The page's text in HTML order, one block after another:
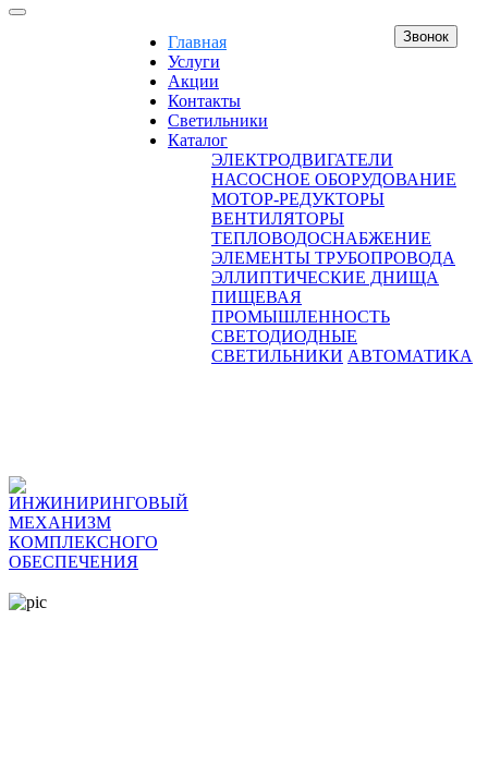
Главная
Услуги
Акции
Контакты
Светильники
Каталог
ЭЛЕКТРОДВИГАТЕЛИ
НАСОСНОЕ ОБОРУДОВАНИЕ
МОТОР-РЕДУКТОРЫ
ВЕНТИЛЯТОРЫ
ТЕПЛОВОДОСНАБЖЕНИЕ
ЭЛЕМЕНТЫ ТРУБОПРОВОДА
ЭЛЛИПТИЧЕСКИЕ ДНИЩА
ПИЩЕВАЯ
ПРОМЫШЛЕННОСТЬ
СВЕТОДИОДНЫЕ
СВЕТИЛЬНИКИ АВТОМАТИКА
Звонок